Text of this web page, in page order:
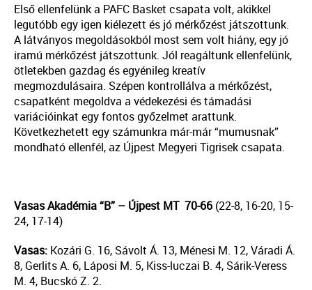
Első ellenfelünk a PAFC Basket csapata volt, akikkel
legutóbb egy igen kiélezett és jó mérkőzést játszottunk.
A látványos megoldásokból most sem volt hiány, egy jó
iramú mérkőzést játszottunk. Jól reagáltunk ellenfelünk,
ötletekben gazdag és egyénileg kreatív
megmozdulásaira. Szépen kontrollálva a mérkőzést,
csapatként megoldva a védekezési és támadási
variációinkat egy fontos győzelmet arattunk.
Következhetett egy számunkra már-már “mumusnak”
mondható ellenfél, az Újpest Megyeri Tigrisek csapata.
Vasas Akadémia“B” – Újpest MT 70-66 (22-8, 16-20, 15-
24, 17-14)
Vasas: Kozári G. 16, Sávolt Á. 13, Ménesi M. 12, Váradi Á.
8, Gerlits A. 6, Láposi M. 5, Kiss-luczai B. 4, Sárik-Veress
M. 4, Bucskó Z. 2.